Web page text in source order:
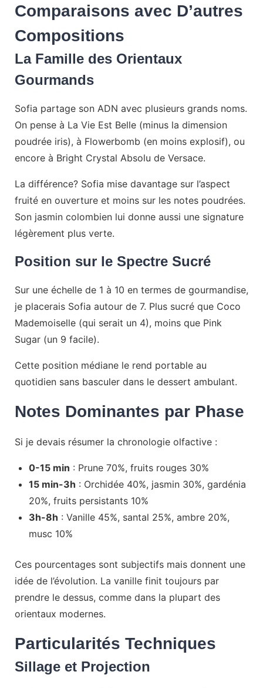
Comparaisons avec D’autres
Compositions
La Famille des Orientaux
Gourmands
Sofia partage son ADN avec plusieurs grands noms.
On pense à La Vie Est Belle (minus la dimension
poudrée iris), à Flowerbomb (en moins explosif), ou
encore à Bright Crystal Absolu de Versace.
La différence? Sofia mise davantage sur l’aspect
fruité en ouverture et moins sur les notes poudrées.
Son jasmin colombien lui donne aussi une signature
légèrement plus verte.
Position sur le Spectre Sucré
Sur une échelle de 1 à 10 en termes de gourmandise,
je placerais Sofia autour de 7. Plus sucré que Coco
Mademoiselle (qui serait un 4), moins que Pink
Sugar (un 9 facile).
Cette position médiane le rend portable au
quotidien sans basculer dans le dessert ambulant.
Notes Dominantes par Phase
Si je devais résumer la chronologie olfactive :
0-15 min : Prune 70%, fruits rouges 30%
15 min-3h : Orchidée 40%, jasmin 30%, gardénia
20%, fruits persistants 10%
3h-8h : Vanille 45%, santal 25%, ambre 20%,
musc 10%
Ces pourcentages sont subjectifs mais donnent une
idée de l’évolution. La vanille finit toujours par
prendre le dessus, comme dans la plupart des
orientaux modernes.
Particularités Techniques
Sillage et Projection